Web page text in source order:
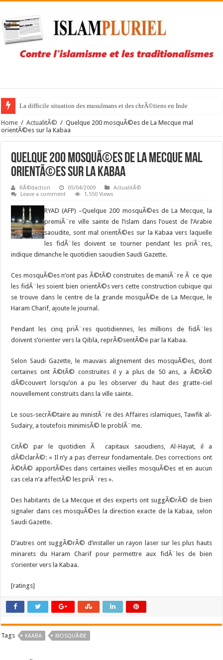
La difficile situation des musulmans et des chrÃ©tiens en Inde
Home / ActualitÃ© / Quelque 200 mosquÃ©es de La Mecque mal
orientÃ©es sur la Kabaa
Quelque 200 mosquÃ©es de La Mecque mal
orientÃ©es sur la Kabaa
RÃ©daction 05/04/2009
ActualitÃ©
Leave a comment
1,550 Views
RYAD (AFP) –Quelque 200 mosquÃ©es de La Mecque, la
premiÃ¨re ville sainte de l’islam dans l’ouest de l’Arabie
saoudite, sont mal orientÃ©es sur la Kabaa vers laquelle
les fidÃ¨les doivent se tourner pendant les priÃ¨res,
indique dimanche le quotidien saoudien Saudi Gazette.
Ces mosquÃ©es n’ont pas Ã©tÃ© construites de maniÃ¨re Ã ce que
les fidÃ¨les soient bien orientÃ©s vers cette construction cubique qui
se trouve dans le centre de la grande mosquÃ©e de La Mecque, le
Haram Charif, ajoute le journal.
Pendant les cinq priÃ¨res quotidiennes, les millions de fidÃ¨les
doivent s’orienter vers la Qibla, reprÃ©sentÃ©e par la Kabaa.
Selon Saudi Gazette, le mauvais alignement des mosquÃ©es, dont
certaines ont Ã©tÃ© construites il y a plus de 50 ans, a Ã©tÃ©
dÃ©couvert lorsqu’on a pu les observer du haut des gratte-ciel
nouvellement construits dans la ville sainte.
Le sous-secrÃ©taire au ministÃ¨re des Affaires islamiques, Tawfik al-
Sudairy, a toutefois minimisÃ© le problÃ¨me.
CitÃ© par le quotidien Ã capitaux saoudiens, Al-Hayat, il a
dÃ©clarÃ©: « Il n’y a pas d’erreur fondamentale. Des corrections ont
Ã©tÃ© apportÃ©es dans certaines vieilles mosquÃ©es et en aucun
cas cela n’a affectÃ© les priÃ¨res ».
Des habitants de La Mecque et des experts ont suggÃ©rÃ© de bien
signaler dans ces mosquÃ©es la direction exacte de la Kabaa, selon
Saudi Gazette.
D’autres ont suggÃ©rÃ© d’installer un rayon laser sur les plus hauts
minarets du Haram Charif pour permettre aux fidÃ¨les de bien
s’orienter vers la Kabaa.
[ratings]
Tags KAABA MOSQUÃ©E